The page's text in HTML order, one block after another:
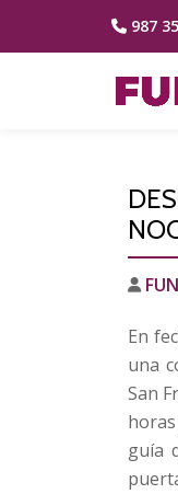
Saltar
987
En
una
San
guía